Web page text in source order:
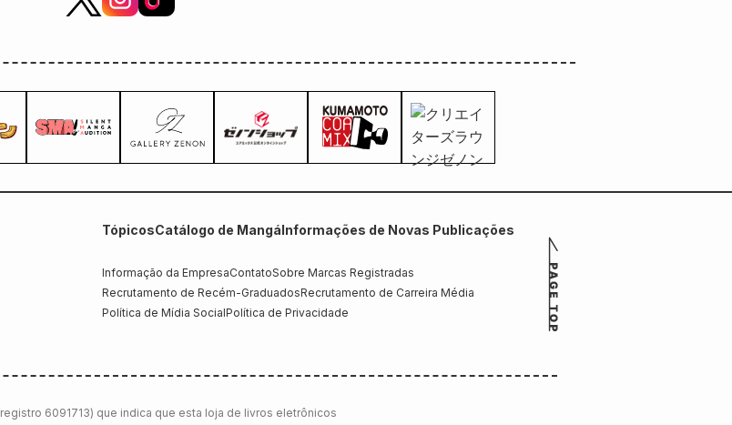
TópicosCatálogo de MangáInformações de Novas Publicações
Informação da EmpresaContatoSobre Marcas Registradas
Recrutamento de Recém-GraduadosRecrutamento de Carreira Média
Política de Mídia SocialPolítica de Privacidade
6091713) que indica que esta loja de livros eletrônicos